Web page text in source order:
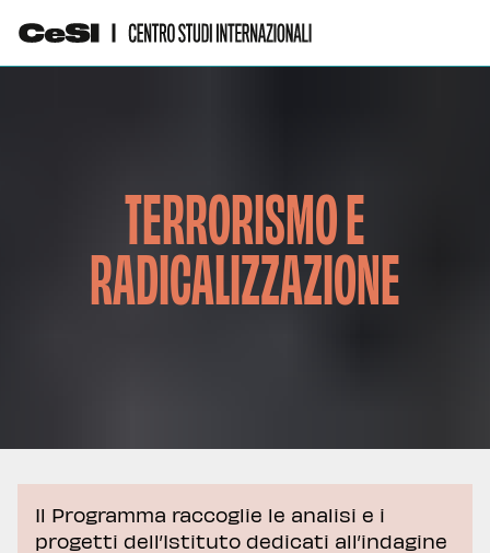
TERRORISMO E
RADICALIZZAZIONE
Il Programma raccoglie le analisi e i
progetti dell’Istituto dedicati all’indagine